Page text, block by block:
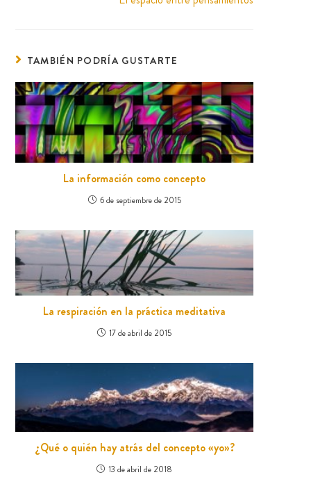
TAMBIÉN PODRÍA GUSTARTE
La información como concepto
6 de septiembre de 2015
La respiración en la práctica meditativa
17 de abril de 2015
¿Qué o quién hay atrás del concepto «yo»?
13 de abril de 2018